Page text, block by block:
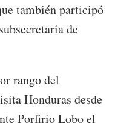
también participó
de
rango del
Honduras desde
Porfirio Lobo el